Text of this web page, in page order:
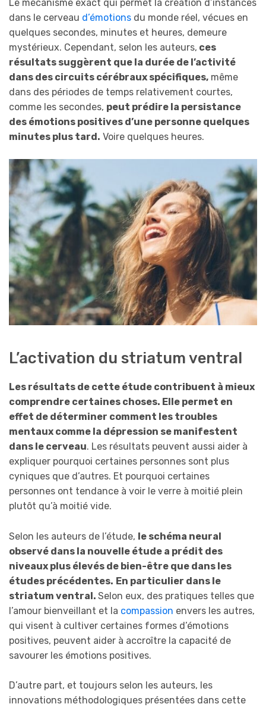
Le mécanisme exact qui permet la création d’instances
dans le cerveau d’émotions du monde réel, vécues en
quelques secondes, minutes et heures, demeure
mystérieux. Cependant, selon les auteurs, ces
résultats suggèrent que la durée de l’activité
dans des circuits cérébraux spécifiques, même
dans des périodes de temps relativement courtes,
comme les secondes, peut prédire la persistance
des émotions positives d’une personne quelques
minutes plus tard. Voire quelques heures.
L’activation du striatum ventral
Les résultats de cette étude contribuent à mieux
comprendre certaines choses. Elle permet en
effet de déterminer comment les troubles
mentaux comme la dépression se manifestent
dans le cerveau. Les résultats peuvent aussi aider à
expliquer pourquoi certaines personnes sont plus
cyniques que d’autres. Et pourquoi certaines
personnes ont tendance à voir le verre à moitié plein
plutôt qu’à moitié vide.
Selon les auteurs de l’étude, le schéma neural
observé dans la nouvelle étude a prédit des
niveaux plus élevés de bien-être que dans les
études précédentes. En particulier dans le
striatum ventral. Selon eux, des pratiques telles que
l’amour bienveillant et la compassion envers les autres,
qui visent à cultiver certaines formes d’émotions
positives, peuvent aider à accroître la capacité de
savourer les émotions positives.
D’autre part, et toujours selon les auteurs, les
innovations méthodologiques présentées dans cette